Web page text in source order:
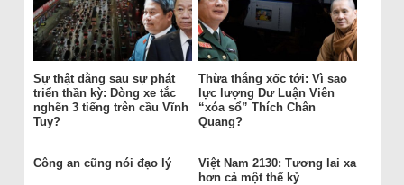
Sự thật đằng sau sự phát
triển thần kỳ: Dòng xe tắc
nghẽn 3 tiếng trên cầu Vĩnh
Tuy?
Thừa thắng xốc tới: Vì sao
lực lượng Dư Luận Viên
“xóa sổ” Thích Chân
Quang?
Công an cũng nói đạo lý
Việt Nam 2130: Tương lai xa
hơn cả một thế kỷ